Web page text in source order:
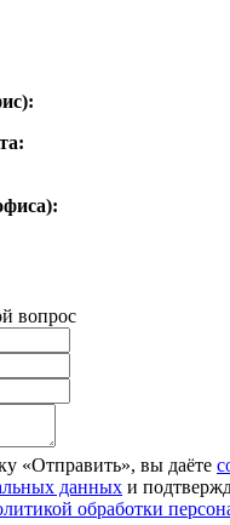
вопрос
«Отправить», вы даёте
данных и
обработки